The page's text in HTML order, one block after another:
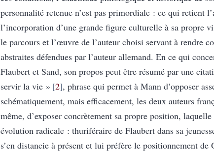
personnalité retenue n’est pas primordiale : ce qui retient
l’incorporation d’une grande figure culturelle à sa propre
le parcours et l’œuvre de l’auteur choisi servant à rendre
abstraites défendues par l’auteur allemand. En ce qui
Flaubert et Sand, son propos peut être résumé par une
servir la vie » 2 , phrase qui permet à Mann d’opposer
schématiquement, mais efficacement, les deux auteurs
même, d’exposer concrètement sa propre position,
évolution radicale : thuriféraire de Flaubert dans sa
s’en distancie à présent et lui préfère le positionnement de